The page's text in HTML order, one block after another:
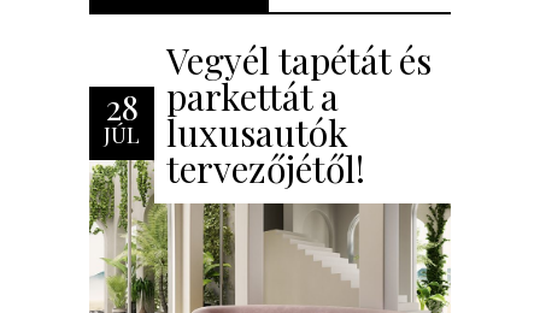
28
JÚL
Vegyél tapétát és
parkettát a
luxusautók
tervezőjétől!